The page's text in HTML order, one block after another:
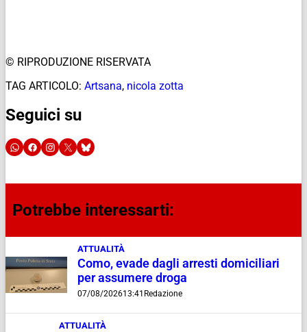
© RIPRODUZIONE RISERVATA
TAG ARTICOLO: Artsana, nicola zotta
Seguici su
Potrebbe interessarti:
ATTUALITÀ
Como, evade dagli arresti domiciliari
per assumere droga
07/08/202613:41 Redazione
ATTUALITÀ